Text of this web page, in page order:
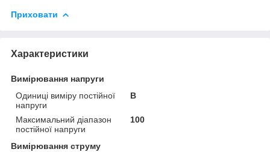
Приховати
Характеристики
Вимірювання напруги
Одиниці виміру постійної
напруги
В
Максимальний діапазон
постійної напруги
100
Вимірювання струму